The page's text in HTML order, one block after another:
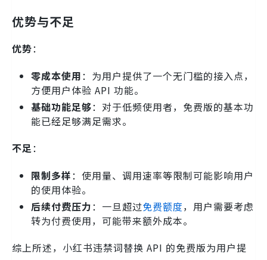
优势与不足
优势：
零成本使用：为用户提供了一个无门槛的接入点，
方便用户体验 API 功能。
基础功能足够：对于低频使用者，免费版的基本功
能已经足够满足需求。
不足：
限制多样：使用量、调用速率等限制可能影响用户
的使用体验。
后续付费压力：一旦超过免费额度，用户需要考虑
转为付费使用，可能带来额外成本。
综上所述，小红书违禁词替换 API 的免费版为用户提